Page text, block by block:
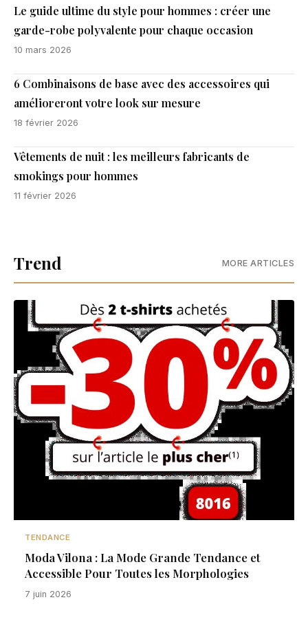
Le guide ultime du style pour hommes : créer une
garde-robe polyvalente pour chaque occasion
10 mars 2026
6 Combinaisons de base avec des accessoires qui
amélioreront votre look sur mesure
18 février 2026
Vêtements de nuit : les meilleurs fabricants de
smokings pour hommes
11 février 2026
Trend MORE ARTICLES
TENDANCE
Moda Vilona : La Mode Grande Tendance et
Accessible Pour Toutes les Morphologies
7 juin 2026